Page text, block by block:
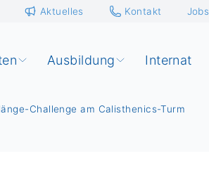
Aktuelles Kontakt Jobs
Ausbildung Internat
Challenge am Calisthenics-Turm